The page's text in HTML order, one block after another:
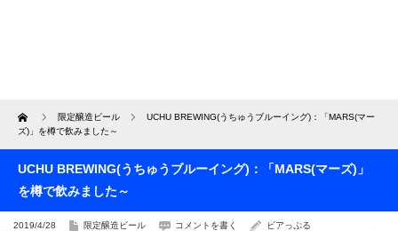
Home 限定醸造ビール
UCHU BREWING(うちゅうブルーイング)：「MARS(マー
ズ)」を樽で飲みました～
UCHU BREWING(うちゅうブルーイング)：「MARS(マーズ)」
を樽で飲みました～
2019/4/28 限定醸造ビール コメントを書く ビアっぷる